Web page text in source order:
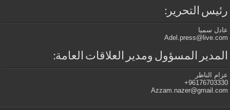
رئيس التحرير:
عادل سميا
Adel.press@live.com
المدير المسؤول ومدير العلاقات العامة:
عزام الناظر
96176703330+
Azzam.nazer@gmail.com